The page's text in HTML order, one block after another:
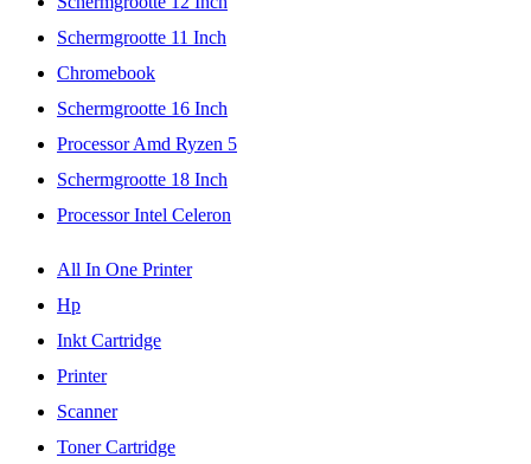
Schermgrootte 11 Inch
Chromebook
Schermgrootte 16 Inch
Processor Amd Ryzen 5
Schermgrootte 18 Inch
Processor Intel Celeron
All In One Printer
Hp
Inkt Cartridge
Printer
Scanner
Toner Cartridge